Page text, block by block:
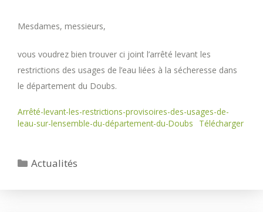
Mesdames, messieurs,
vous voudrez bien trouver ci joint l’arrêté levant les
restrictions des usages de l’eau liées à la sécheresse dans
le département du Doubs.
Arrêté-levant-les-restrictions-provisoires-des-usages-de-
leau-sur-lensemble-du-département-du-Doubs
Télécharger
Catégories
Actualités